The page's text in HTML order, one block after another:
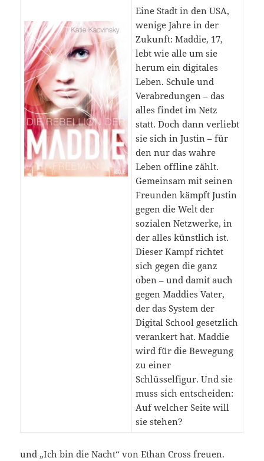
Eine Stadt in den USA,
wenige Jahre in der
Zukunft: Maddie, 17,
lebt wie alle um sie
herum ein digitales
Leben. Schule und
Verabredungen – das
alles findet im Netz
statt. Doch dann verliebt
sie sich in Justin – für
den nur das wahre
Leben offline zählt.
Gemeinsam mit seinen
Freunden kämpft Justin
gegen die Welt der
sozialen Netzwerke, in
der alles künstlich ist.
Dieser Kampf richtet
sich gegen die ganz
oben – und damit auch
gegen Maddies Vater,
der das System der
Digital School gesetzlich
verankert hat. Maddie
wird für die Bewegung
zu einer
Schlüsselfigur. Und sie
muss sich entscheiden:
Auf welcher Seite will
sie stehen?
und „Ich bin die Nacht“ von Ethan Cross freuen.